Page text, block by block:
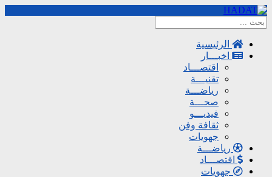
الرئيسية
اخبـــار
اقتصـــاد
تقنيـــة
رياضـــة
صحـــة
فيديـــو
ثقافة وفن
جهويات
رياضـــة
اقتصـــاد
جهويات